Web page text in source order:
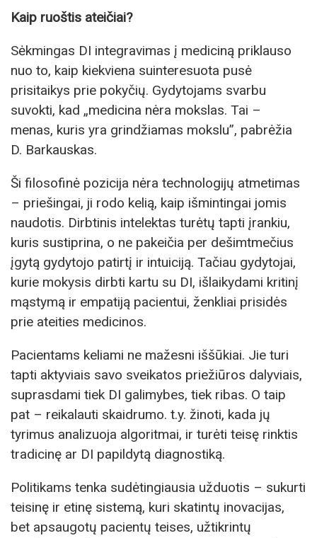
Kaip ruoštis ateičiai?
Sėkmingas DI integravimas į mediciną priklauso
nuo to, kaip kiekviena suinteresuota pusė
prisitaikys prie pokyčių. Gydytojams svarbu
suvokti, kad „medicina nėra mokslas. Tai –
menas, kuris yra grindžiamas mokslu”, pabrėžia
D. Barkauskas.
Ši filosofinė pozicija nėra technologijų atmetimas
– priešingai, ji rodo kelią, kaip išmintingai jomis
naudotis. Dirbtinis intelektas turėtų tapti įrankiu,
kuris sustiprina, o ne pakeičia per dešimtmečius
įgytą gydytojo patirtį ir intuiciją. Tačiau gydytojai,
kurie mokysis dirbti kartu su DI, išlaikydami kritinį
mąstymą ir empatiją pacientui, ženkliai prisidės
prie ateities medicinos.
Pacientams keliami ne mažesni iššūkiai. Jie turi
tapti aktyviais savo sveikatos priežiūros dalyviais,
suprasdami tiek DI galimybes, tiek ribas. O taip
pat – reikalauti skaidrumo. t.y. žinoti, kada jų
tyrimus analizuoja algoritmai, ir turėti teisę rinktis
tradicinę ar DI papildytą diagnostiką.
Politikams tenka sudėtingiausia užduotis – sukurti
teisinę ir etinę sistemą, kuri skatintų inovacijas,
bet apsaugotų pacientų teises, užtikrintų